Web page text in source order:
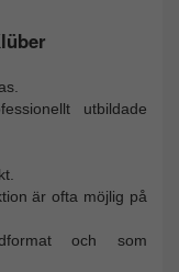
utbildade
är ofta möjlig på
och som